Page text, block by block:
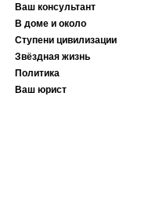
Ваш консультант
В доме и около
Ступени цивилизации
Звёздная жизнь
Политика
Ваш юрист